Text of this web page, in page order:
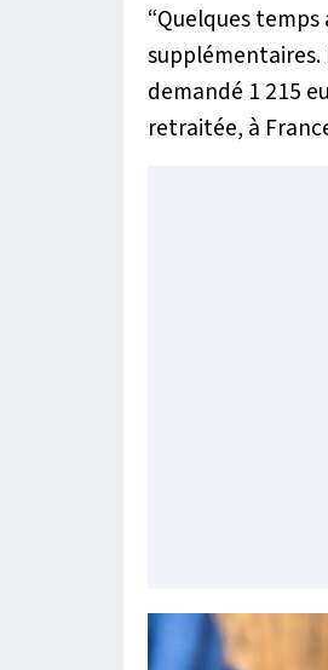
“Quelques
supplémentaires.
demandé 1 215
retraitée, à